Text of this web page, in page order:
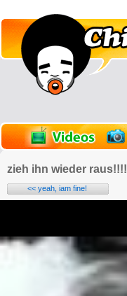
zieh ihn wieder raus!!!!
<< yeah, iam fine!